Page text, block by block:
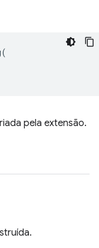
(
pela extensão.